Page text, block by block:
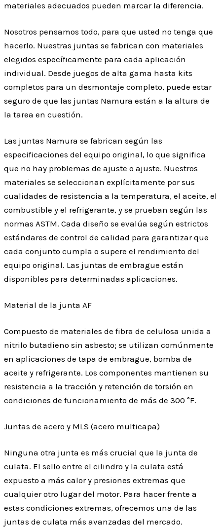
materiales adecuados pueden marcar la diferencia.
Nosotros pensamos todo, para que usted no tenga que
hacerlo. Nuestras juntas se fabrican con materiales
elegidos específicamente para cada aplicación
individual. Desde juegos de alta gama hasta kits
completos para un desmontaje completo, puede estar
seguro de que las juntas Namura están a la altura de
la tarea en cuestión.
Las juntas Namura se fabrican según las
especificaciones del equipo original, lo que significa
que no hay problemas de ajuste o ajuste. Nuestros
materiales se seleccionan explícitamente por sus
cualidades de resistencia a la temperatura, el aceite, el
combustible y el refrigerante, y se prueban según las
normas ASTM. Cada diseño se evalúa según estrictos
estándares de control de calidad para garantizar que
cada conjunto cumpla o supere el rendimiento del
equipo original. Las juntas de embrague están
disponibles para determinadas aplicaciones.
Material de la junta AF
Compuesto de materiales de fibra de celulosa unida a
nitrilo butadieno sin asbesto; se utilizan comúnmente
en aplicaciones de tapa de embrague, bomba de
aceite y refrigerante. Los componentes mantienen su
resistencia a la tracción y retención de torsión en
condiciones de funcionamiento de más de 300 °F.
Juntas de acero y MLS (acero multicapa)
Ninguna otra junta es más crucial que la junta de
culata. El sello entre el cilindro y la culata está
expuesto a más calor y presiones extremas que
cualquier otro lugar del motor. Para hacer frente a
estas condiciones extremas, ofrecemos una de las
juntas de culata más avanzadas del mercado.